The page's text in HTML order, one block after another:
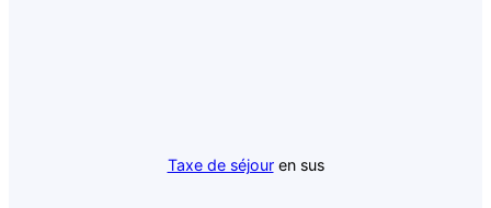
Taxe de séjouren sus